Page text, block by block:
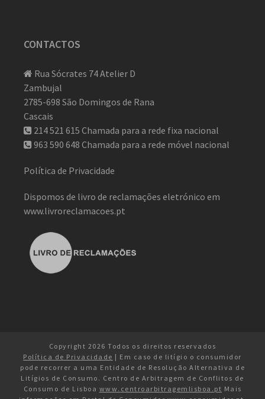
CONTACTOS
Rua Sócrates 74 Atelier D
Zambujal
2785-698 São Domingos de Rana
Cascais
214 521 615 Chamada para a rede fixa nacional
963 590 648 Chamada para a rede móvel nacional
Política de Privacidade
Dispomos de livro de reclamações eletrónico em
www.livroreclamacoes.pt
Copyright 2026 Todos os direitos reservados
Política de Privacidade | Em caso de litígio o consumidor
pode recorrer a uma Entidade de Resolução Alternativa de
Litígios de Consumo. Centro de Arbitragem de Conflitos de
Consumo de Lisboa www.centroarbitragemlisboa.pt Mais